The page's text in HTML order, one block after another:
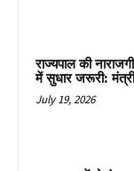
राज्यपाल की
में सुधार जरूरी:
July 19, 2026